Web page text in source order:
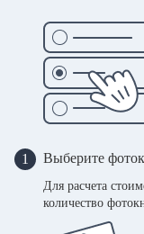
1 Выберите
Для расчета
количество